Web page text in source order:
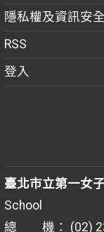
隱私權及資訊安
RSS
登入
臺北市立第一女
School
總 機： (02)